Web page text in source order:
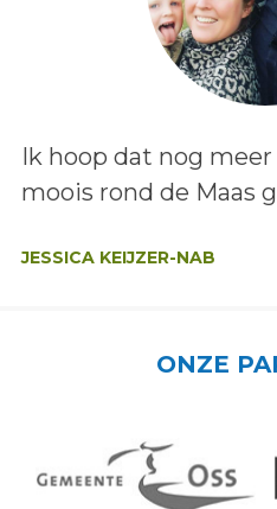
Lees het bericht:
Ik hoop dat nog
moois rond de Maas
JESSICA KEIJZER-NAB
ONZE